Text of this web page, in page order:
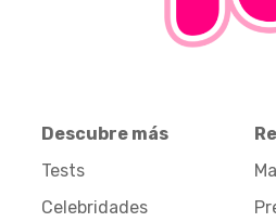
Descubre más
Tests
Celebridades